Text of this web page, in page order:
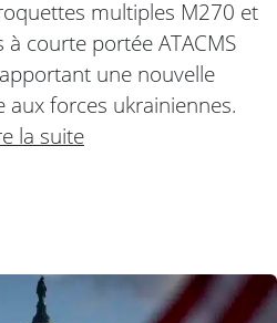
multiples M270 et
courte portée ATACMS
une nouvelle
forces ukrainiennes.
la suite